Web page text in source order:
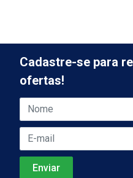
Cadastre-se para
ofertas!